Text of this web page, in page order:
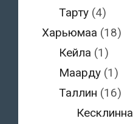
Тарту (4)
Харьюмаа (18)
Кейла (1)
Маарду (1)
Таллин (16)
Кесклинна